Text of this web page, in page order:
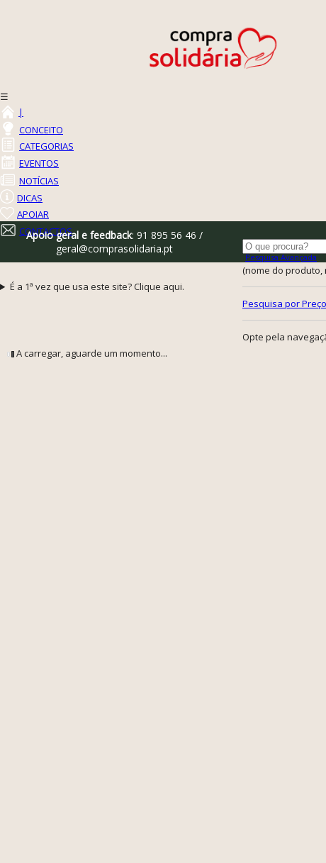
☰
|
CONCEITO
CATEGORIAS
EVENTOS
NOTÍCIAS
DICAS
APOIAR
CONTACTOS
Pesquisa Avançada
(nome do produto,
Pesquisa por Preço
Opte pela
Apoio geral e feedback: 91 895 56 46 /
geral@comprasolidaria.pt
É a 1ª vez que usa este site? Clique aqui.
A carregar, aguarde um momento...